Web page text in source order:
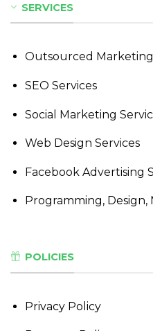
SERVICES
Outsourced
SEO Services
Social Marketing
Web Design Services
Facebook Advertising
Programming, Design,
POLICIES
Privacy Policy